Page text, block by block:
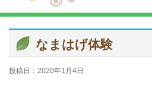
なまはげ体験
投稿日： 2020年1月4日